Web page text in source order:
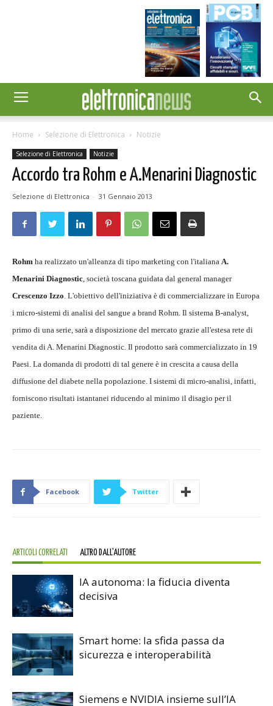
Home Selezione di Elettronica Notizie
Selezione di Elettronica Notizie
Accordo tra Rohm e A.Menarini Diagnostic
Selezione di Elettronica - 31 Gennaio 2013
Rohm ha realizzato un'alleanza di tipo marketing con l'italiana A.
Menarini Diagnostic, società toscana guidata dal general manager
Crescenzo Izzo. L'obiettivo dell'iniziativa è di commercializzare in Europa
i micro-sistemi di analisi del sangue a brand Rohm. Il sistema B-analyst,
primo di una serie, sarà a disposizione del mercato grazie all'estesa rete di
vendita di A. Menarini Diagnostic. Il prodotto sarà commercializzato in 19
Paesi. La domanda di prodotti di tal genere è in crescita a causa della
diffusione del diabete nella popolazione. I sistemi di micro-analisi, infatti,
forniscono risultati istantanei riducendo al minimo il disagio per il
paziente.
Facebook Twitter
ARTICOLI CORRELATI ALTRO DALL'AUTORE
IA autonoma: la fiducia diventa
decisiva
Smart home: la sfida passa da
sicurezza e interoperabilità
Siemens e NVIDIA insieme sull’IA